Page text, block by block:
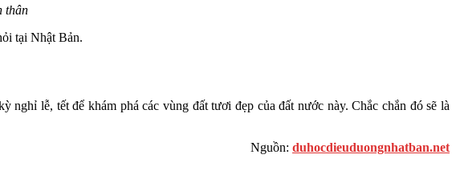
thân
tại Nhật Bản.
lễ, tết để khám phá các vùng đất tươi đẹp của đất nước này. Chắc chắn đó sẽ là
Nguồn: duhocdieuduongnhatban.net